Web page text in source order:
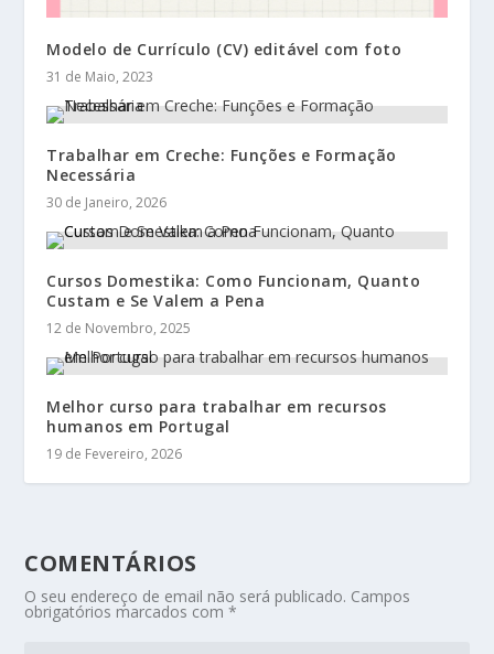
Modelo de Currículo (CV) editável com foto
31 de Maio, 2023
Trabalhar em Creche: Funções e Formação
Necessária
30 de Janeiro, 2026
Cursos Domestika: Como Funcionam, Quanto
Custam e Se Valem a Pena
12 de Novembro, 2025
Melhor curso para trabalhar em recursos
humanos em Portugal
19 de Fevereiro, 2026
COMENTÁRIOS
O seu endereço de email não será publicado. Campos
obrigatórios marcados com*